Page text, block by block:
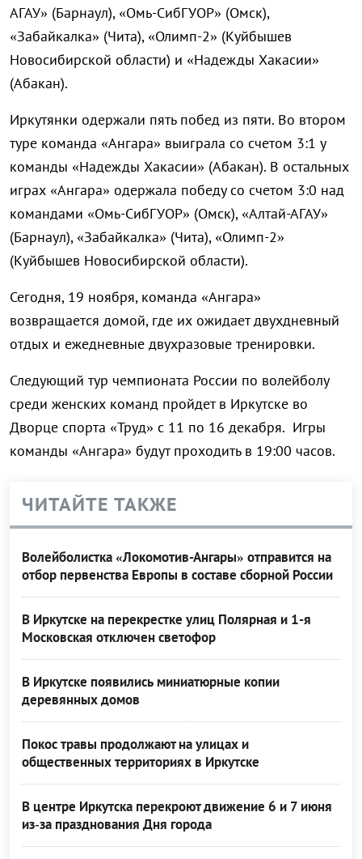
АГАУ» (Барнаул), «Омь-СибГУОР» (Омск),
«Забайкалка» (Чита), «Олимп-2» (Куйбышев
Новосибирской области) и «Надежды Хакасии»
(Абакан).
Иркутянки одержали пять побед из пяти. Во втором
туре команда «Ангара» выиграла со счетом 3:1 у
команды «Надежды Хакасии» (Абакан). В остальных
играх «Ангара» одержала победу со счетом 3:0 над
командами «Омь-СибГУОР» (Омск), «Алтай-АГАУ»
(Барнаул), «Забайкалка» (Чита), «Олимп-2»
(Куйбышев Новосибирской области).
Сегодня, 19 ноября, команда «Ангара»
возвращается домой, где их ожидает двухдневный
отдых и ежедневные двухразовые тренировки.
Следующий тур чемпионата России по волейболу
среди женских команд пройдет в Иркутске во
Дворце спорта «Труд» с 11 по 16 декабря. Игры
команды «Ангара» будут проходить в 19:00 часов.
ЧИТАЙТЕ ТАКЖЕ
Волейболистка «Локомотив-Ангары» отправится на
отбор первенства Европы в составе сборной России
В Иркутске на перекрестке улиц Полярная и 1-я
Московская отключен светофор
В Иркутске появились миниатюрные копии
деревянных домов
Покос травы продолжают на улицах и
общественных территориях в Иркутске
В центре Иркутска перекроют движение 6 и 7 июня
из‑за празднования Дня города